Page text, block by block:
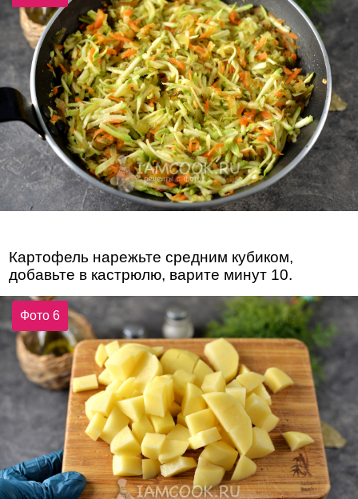
Картофель нарежьте средним кубиком,
добавьте в кастрюлю, варите минут 10.
Фото 6